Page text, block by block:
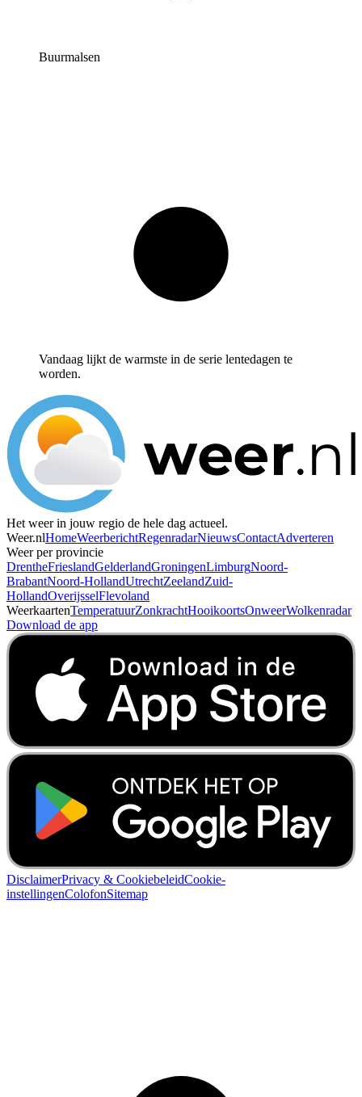
Buurmalsen
Vandaag lijkt de warmste in de serie lentedagen te
worden.
Het weer in jouw regio de hele dag actueel.
Weer.nlHomeWeerberichtRegenradarNieuwsContactAdverteren
Weer per provincie
DrentheFrieslandGelderlandGroningenLimburgNoord-
BrabantNoord-HollandUtrechtZeelandZuid-
HollandOverijsselFlevoland
WeerkaartenTemperatuurZonkrachtHooikoortsOnweerWolkenradar
Download de app
DisclaimerPrivacy & CookiebeleidCookie-
instellingenColofonSitemap